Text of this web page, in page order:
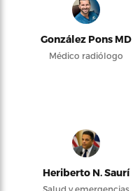
González Pons MD
Médico radiólogo
Heriberto N. Saurí
Salud y emergencias